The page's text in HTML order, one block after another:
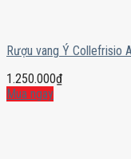
Rượu vang Ý Collefrisio
1.250.000₫
Mua ngay